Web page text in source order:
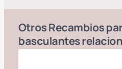
OtrosRecambios
basculantes